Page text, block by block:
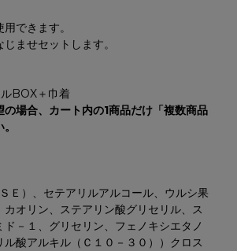
できます。
ませセットします。
BOX＋巾着
場合、カート内の1商品だけ「複数商品
Ｅ）、セテアリルアルコール、ウルシ果
オリン、ステアリン酸グリセリル、ス
－１、グリセリン、フェノキシエタノ
酸アルキル（Ｃ１０－３０））クロス